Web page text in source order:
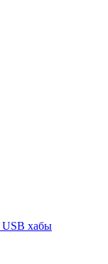
USB хабы